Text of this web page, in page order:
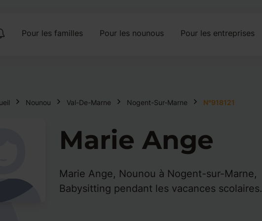
Pour les familles Pour les nounous Pour les entreprises
Nounou Val-De-Marne Nogent-Sur-Marne N°918121
Marie Ange
Marie Ange, Nounou à Nogent-sur-Marne,
Babysitting pendant les vacances scolaires.